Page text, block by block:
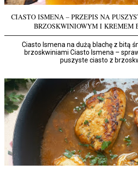
CIASTO ISMENA – PRZEPIS NA
BRZOSKWINIOWYM I KREMEM
Ciasto Ismena na dużą blachę z bitą
brzoskwiniami Ciasto Ismena –
puszyste ciasto z